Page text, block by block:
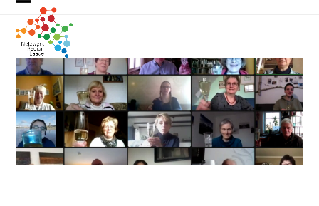
Skip
content
Open
mobile
menu
Close
mobile
menu